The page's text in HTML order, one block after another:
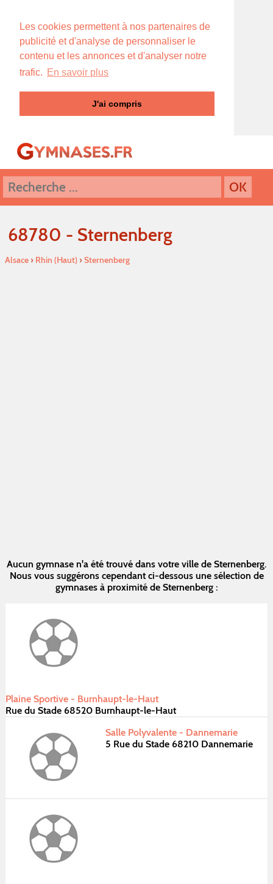
Les cookies permettent à nos partenaires de
publicité et d'analyse de personnaliser le
contenu et les annonces et d'analyser notre
trafic. En savoir plus
J'ai compris
68780 - Sternenberg
Alsace› Rhin (Haut)›Sternenberg
Aucun gymnase n'a été trouvé dans votre ville de Sternenberg.
Nous vous suggérons cependant ci-dessous une sélection de
gymnases à proximité de Sternenberg :
Plaine Sportive - Burnhaupt-le-Haut
Rue du Stade 68520 Burnhaupt-le-Haut
Salle Polyvalente - Dannemarie
5 Rue du Stade 68210 Dannemarie